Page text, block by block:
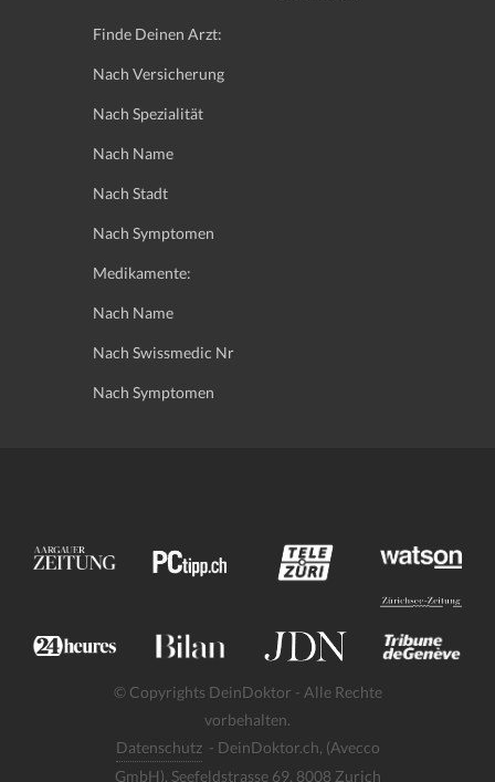
Finde Deinen Arzt:
Nach Versicherung
Nach Spezialität
Nach Name
Nach Stadt
Nach Symptomen
Medikamente:
Nach Name
Nach Swissmedic Nr
Nach Symptomen
© Copyrights DeinDoktor - Alle Rechte
vorbehalten.
Datenschutz - DeinDoktor.ch, (Avecco
GmbH), Seefeldstrasse 69, 8008 Zurich